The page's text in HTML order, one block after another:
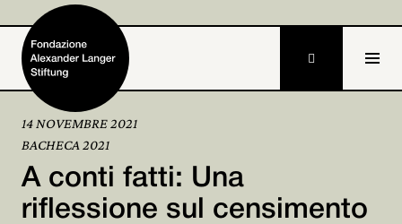
Home
Fondazione

14 NOVEMBRE 2021
BACHECA 2021
A conti fatti: Una
riflessione sul censimento